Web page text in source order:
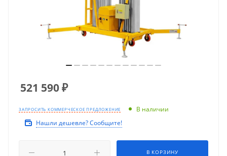
521 590₽
ЗАПРОСИТЬ КОММЕРЧЕСКОЕ ПРЕДЛОЖЕНИЕ
В наличии
Нашли дешевле? Сообщите!
В КОРЗИНУ